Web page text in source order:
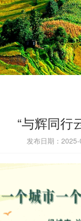
“与辉同行
发布日期：